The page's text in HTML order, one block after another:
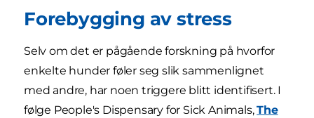
Forebygging av stress
Selv om det er pågående forskning på hvorfor
enkelte hunder føler seg slik sammenlignet
med andre, har noen triggere blitt identifisert. I
følge People's Dispensary for Sick Animals,The